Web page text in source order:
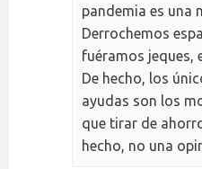
pandemia es una
Derrochemos
fuéramos jeques,
De hecho, los
ayudas son los
que tirar de
hecho, no una